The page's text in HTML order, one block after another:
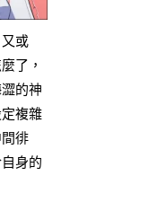
或
了，
的神
複雜
徘
身的